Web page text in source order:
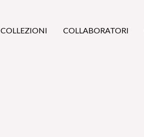
COLLEZIONI COLLABORATORI